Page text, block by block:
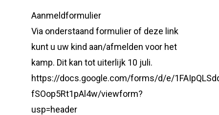
Aanmeldformulier
Via onderstaand formulier of deze link
kunt u uw kind aan/afmelden voor het
kamp. Dit kan tot uiterlijk 10 juli.
https://docs.google.com/forms/d/e/
fSOop5Rt1pAl4w/viewform?
usp=header